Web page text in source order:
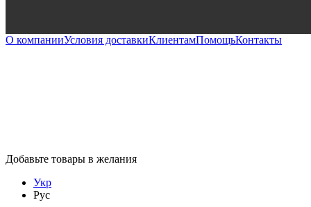
О компанииУсловия доставкиКлиентамПомощьКонтакты
Добавьте товары в желания
Укр
Рус